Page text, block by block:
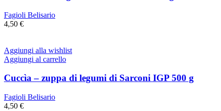
Fagioli Belisario
4,50 €
Aggiungi alla wishlist
Aggiungi al carrello
Cuccìa – zuppa di legumi di Sarconi IGP 500 g
Fagioli Belisario
4,50 €